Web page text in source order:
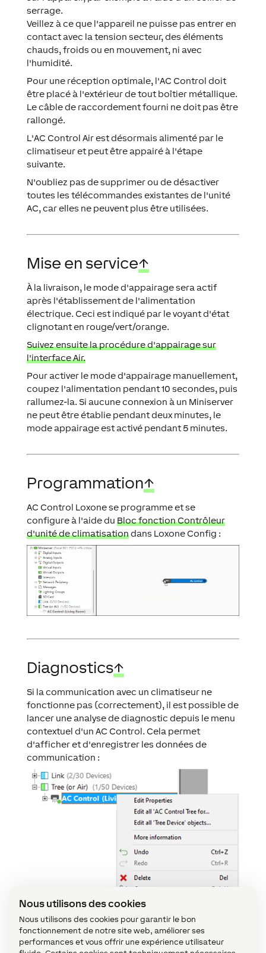
Nous utilisons des cookies
Nous utilisons des cookies pour garantir le bon
fonctionnement de notre site web, améliorer ses
performances et vous offrir une expérience utilisateur
serrage.
Veillez à ce que l'appareil ne puisse pas entrer en
contact avec la tension secteur, des éléments
chauds, froids ou en mouvement, ni avec
l'humidité.
Pour une réception optimale, l'AC Control doit
être placé à l'extérieur de tout boîtier métallique.
Le câble de raccordement fourni ne doit pas être
rallongé.
L'AC Control Air est désormais alimenté par le
climatiseur et peut être appairé à l'étape
suivante.
N'oubliez pas de supprimer ou de désactiver
toutes les télécommandes existantes de l'unité
AC, car elles ne peuvent plus être utilisées.
Mise en service↑
À la livraison, le mode d'appairage sera actif
après l'établissement de l'alimentation
électrique. Ceci est indiqué par le voyant d'état
clignotant en rouge/vert/orange.
Suivez ensuite la procédure d'appairage sur
l'interface Air.
Pour activer le mode d'appairage manuellement,
coupez l'alimentation pendant 10 secondes, puis
rallumez-la. Si aucune connexion à un Miniserver
ne peut être établie pendant deux minutes, le
mode appairage est activé pendant 5 minutes.
Programmation↑
AC Control Loxone se programme et se
configure à l'aide du Bloc fonction Contrôleur
d'unité de climatisationdans Loxone Config :
Diagnostics↑
Si la communication avec un climatiseur ne
fonctionne pas (correctement), il est possible de
lancer une analyse de diagnostic depuis le menu
contextuel d'un AC Control. Cela permet
d'afficher et d'enregistrer les données de
communication :